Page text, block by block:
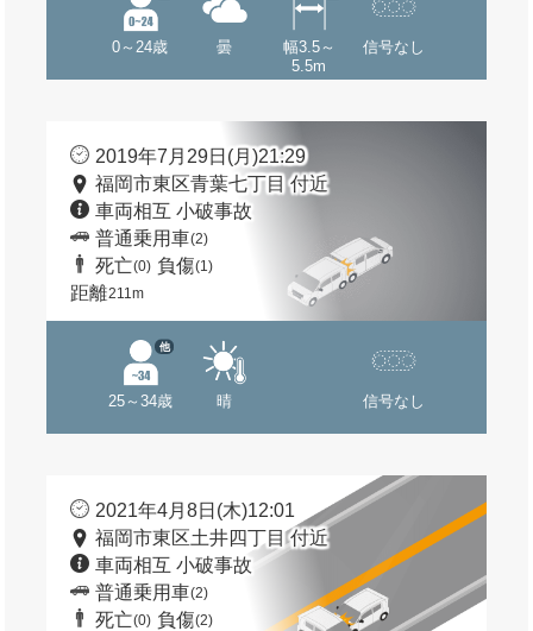
0～24歳 曇
幅3.5～
5.5m
信号なし
2019年7月29日(月)21:29
福岡市東区青葉七丁目 付近
車両相互 小破事故
普通乗用車(2)
死亡(0) 負傷(1)
距離211m
25～34歳
他
晴 信号なし
2021年4月8日(木)12:01
福岡市東区土井四丁目 付近
車両相互 小破事故
普通乗用車(2)
死亡(0) 負傷(2)